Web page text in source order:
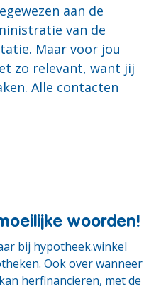
aan de
van de
Maar voor jou
zo relevant, want jij
Alle contacten
woorden!
bij hypotheek.winkel
Ook over wanneer
herfinancieren, met de